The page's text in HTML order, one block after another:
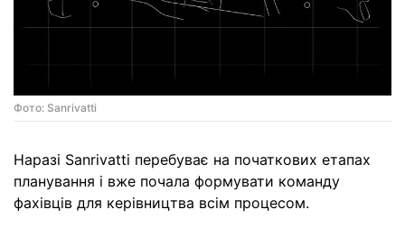
Фото: Sanrivatti
Наразі Sanrivatti перебуває на початкових етапах
планування і вже почала формувати команду
фахівців для керівництва всім процесом.